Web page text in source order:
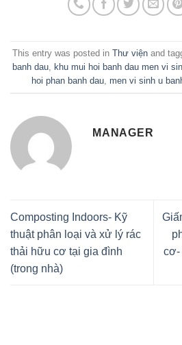
This entry was posted in Thư viện and
banh dau khu mui hoi banh dau men vi
hoi phan banh dau, men vi sinh u
MANAGER
Composting Indoors- Kỹ
thuật phân loại và xử lý rác
thải hữu cơ tại gia đình
(trong nhà)
cơ-